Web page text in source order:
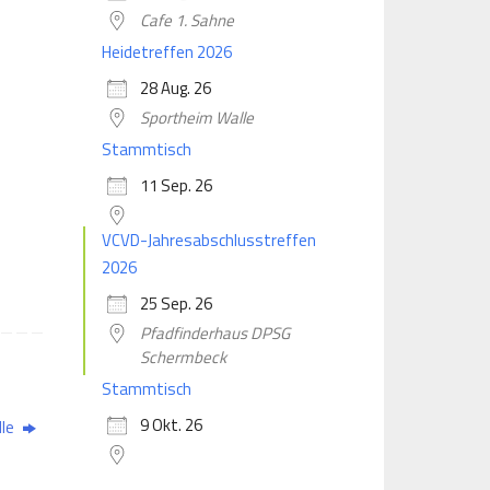
Cafe 1. Sahne
Heidetreffen 2026
28 Aug. 26
Sportheim Walle
Stammtisch
11 Sep. 26
VCVD-Jahresabschlusstreffen
2026
25 Sep. 26
Pfadfinderhaus DPSG
Schermbeck
Stammtisch
9 Okt. 26